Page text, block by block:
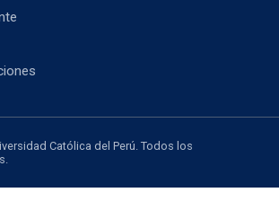
Católica del Perú. Todos los